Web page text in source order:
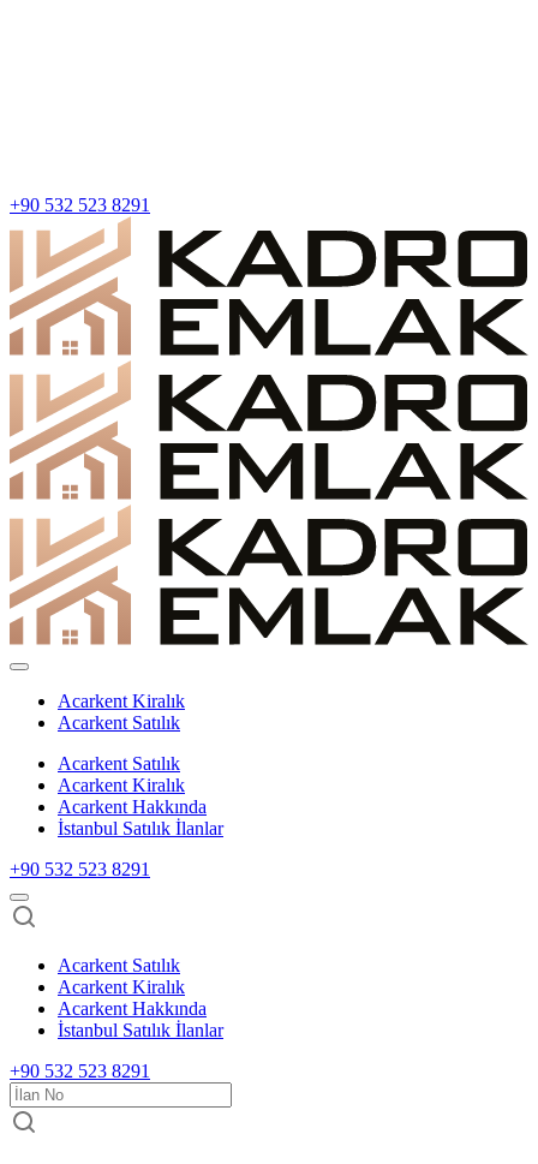
+90 532 523 8291
Acarkent Kiralık
Acarkent Satılık
Acarkent Satılık
Acarkent Kiralık
Acarkent Hakkında
İstanbul Satılık İlanlar
+90 532 523 8291
Acarkent Satılık
Acarkent Kiralık
Acarkent Hakkında
İstanbul Satılık İlanlar
+90 532 523 8291